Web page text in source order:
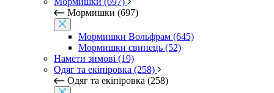
Мормишки (697)
Мормишки Вольфрам (645)
Мормишки свинець (52)
Намети зимові (19)
Одяг та екіпіровка (258)
Одяг та екіпіровка (258)